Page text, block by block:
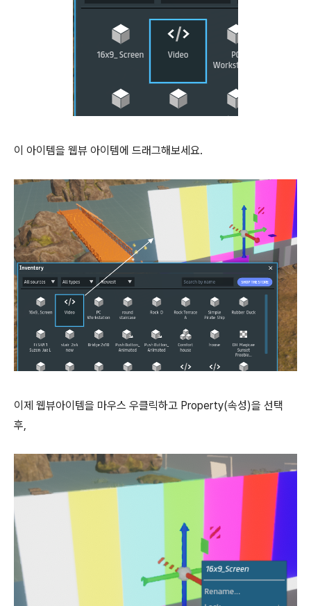
이 아이템을 웹뷰 아이템에 드래그해보세요.
이제 웹뷰아이템을 마우스 우클릭하고 Property(속성)을 선택
후,